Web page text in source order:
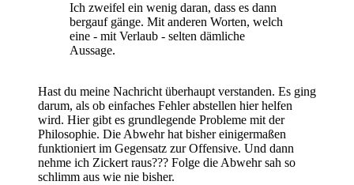
Ich zweifel ein wenig daran, dass es dann
bergauf gänge. Mit anderen Worten, welch
eine - mit Verlaub - selten dämliche
Aussage.
Hast du meine Nachricht überhaupt verstanden. Es ging
darum, als ob einfaches Fehler abstellen hier helfen
wird. Hier gibt es grundlegende Probleme mit der
Philosophie. Die Abwehr hat bisher einigermaßen
funktioniert im Gegensatz zur Offensive. Und dann
nehme ich Zickert raus??? Folge die Abwehr sah so
schlimm aus wie nie bisher.